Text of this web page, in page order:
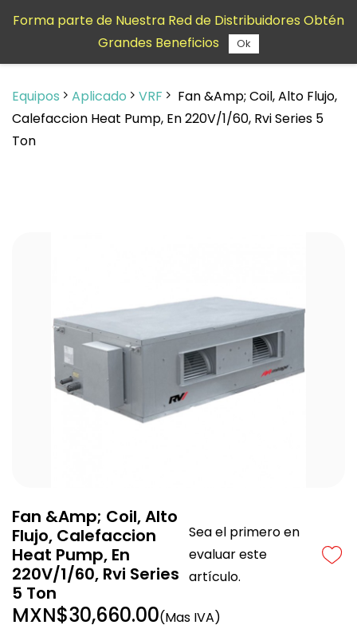
contenido
Equipos Aplicado VRF
Fan &Amp; Coil, Alto Flujo,
Calefaccion Heat Pump, En 220V/1/60, Rvi Series 5
Ton
Fan &Amp; Coil, Alto
Flujo, Calefaccion
Heat Pump, En
220V/1/60, Rvi Series
5 Ton
Sea el primero en
evaluar este
artículo.
MXN$30,660.00(Mas IVA)
Forma parte de Nuestra Red de Distribuidores Obtén
Grandes Beneficios
Ok